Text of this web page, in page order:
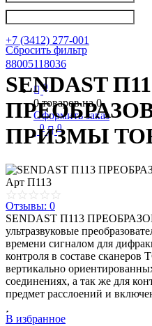
+7 (3412) 277-001
88005118036
0
0 товаров на0
Оформить заказ
0 0
Сбросить фильтр
SENDAST
ПРИЗМЫ
Арт П113
Отзывы: 0
SENDAST П113
ультразвуковые
времени сигналом для
контроля в составе сканеров
вертикально
соединениях, а так же для
предмет расслоений и
В избранное